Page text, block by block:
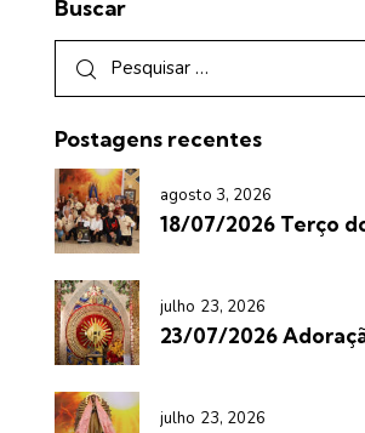
Buscar
Postagens recentes
agosto 3, 2026
18/07/2026 Terço
julho 23, 2026
23/07/2026
julho 23, 2026